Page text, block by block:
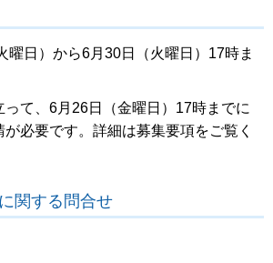
曜日）から6月30日（火曜日）17時ま
って、6月26日（金曜日）17時までに
必要です。詳細は募集要項をご覧く
関する問合せ